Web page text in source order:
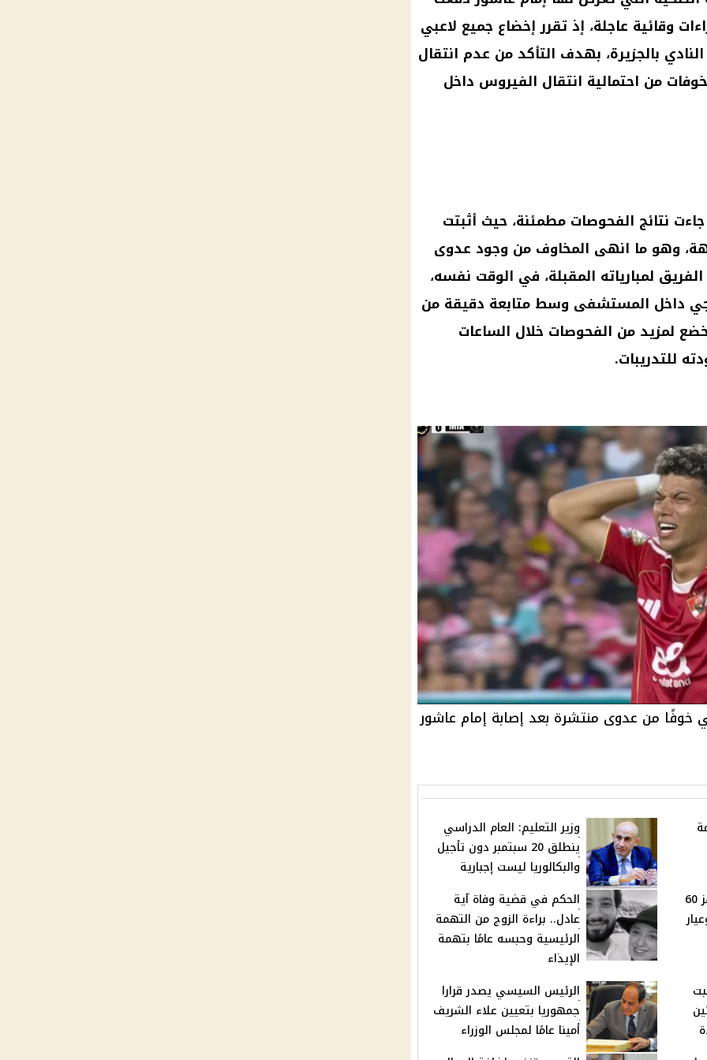
وقائية عاجلة، إذ تقرر إخضاع جميع لاعبي
بالجزيرة، بهدف التأكد من عدم انتقال
من احتمالية انتقال الفيروس داخل
نتائج الفحوصات مطمئنة، حيث أثبتت
وهو ما انهى المخاوف من وجود عدوى
لمبارياته المقبلة، في الوقت نفسه،
داخل المستشفى وسط متابعة دقيقة من
لمزيد من الفحوصات خلال الساعات
للتدريبات.
خوفًا من عدوى منتشرة بعد إصابة إمام عاشور
وزير التعليم: العام الدراسي
ينطلق 20 سبتمبر دون تأجيل
والبكالوريا ليست إجبارية
سعر الذهب في مصر يقفز 60
وعيار
الحكم في قضية وفاة آية
عادل.. براءة الزوج من التهمة
الرئيسية وحبسه عامًا بتهمة
الإيذاء
الرئيس السيسي يصدر قرارا
جمهوريا بتعيين علاء الشريف
أمينا عامًا لمجلس الوزراء